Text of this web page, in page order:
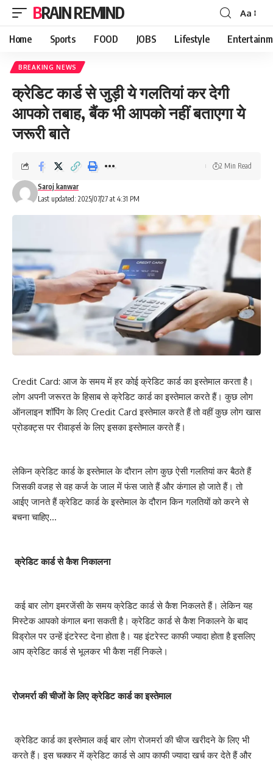
BRAIN REMIND
Font
Resizer
Aa
Home Sports FOOD JOBS Lifestyle
BREAKING NEWS
क्रेडिट कार्ड से जुड़ी ये गलतियां कर देगी
आपको तबाह, बैंक भी आपको नहीं बताएगा ये
जरूरी बाते
Last updated: 2025/07/27 at 4:31 PM
Saroj kanwar
2 Min Read
Credit Card: आज के समय में हर कोई क्रेडिट कार्ड का इस्तेमाल करता है।
लोग अपनी जरूरत के हिसाब से क्रेडिट कार्ड का इस्तेमाल करते हैं। कुछ लोग
ऑनलाइन शॉपिंग के लिए Credit Card इस्तेमाल करते हैं तो वहीं कुछ लोग खास
प्रोडक्ट्स पर रीवार्ड्स के लिए इसका इस्तेमाल करते हैं।
लेकिन क्रेडिट कार्ड के इस्तेमाल के दौरान लोग कुछ ऐसी गलतियां कर बैठते हैं
जिसकी वजह से वह कर्ज के जाल में फंस जाते हैं और कंगाल हो जाते हैं। तो
आईए जानते हैं क्रेडिट कार्ड के इस्तेमाल के दौरान किन गलतियों को करने से
बचना चाहिए…
क्रेडिट कार्ड से कैश निकालना
कई बार लोग इमरजेंसी के समय क्रेडिट कार्ड से कैश निकलते हैं। लेकिन यह
मिस्टेक आपको कंगाल बना सकती है। क्रेडिट कार्ड से कैश निकालने के बाद
विड्रोल पर उन्हें इंटरेस्ट देना होता है। यह इंटरेस्ट काफी ज्यादा होता है इसलिए
आप क्रेडिट कार्ड से भूलकर भी कैश नहीं निकले।
रोजमर्रा की चीजों के लिए क्रेडिट कार्ड का इस्तेमाल
क्रेडिट कार्ड का इस्तेमाल कई बार लोग रोजमर्रा की चीज खरीदने के लिए भी
करते हैं। इस चक्कर में क्रेडिट कार्ड से आप काफी ज्यादा खर्च कर देते हैं और